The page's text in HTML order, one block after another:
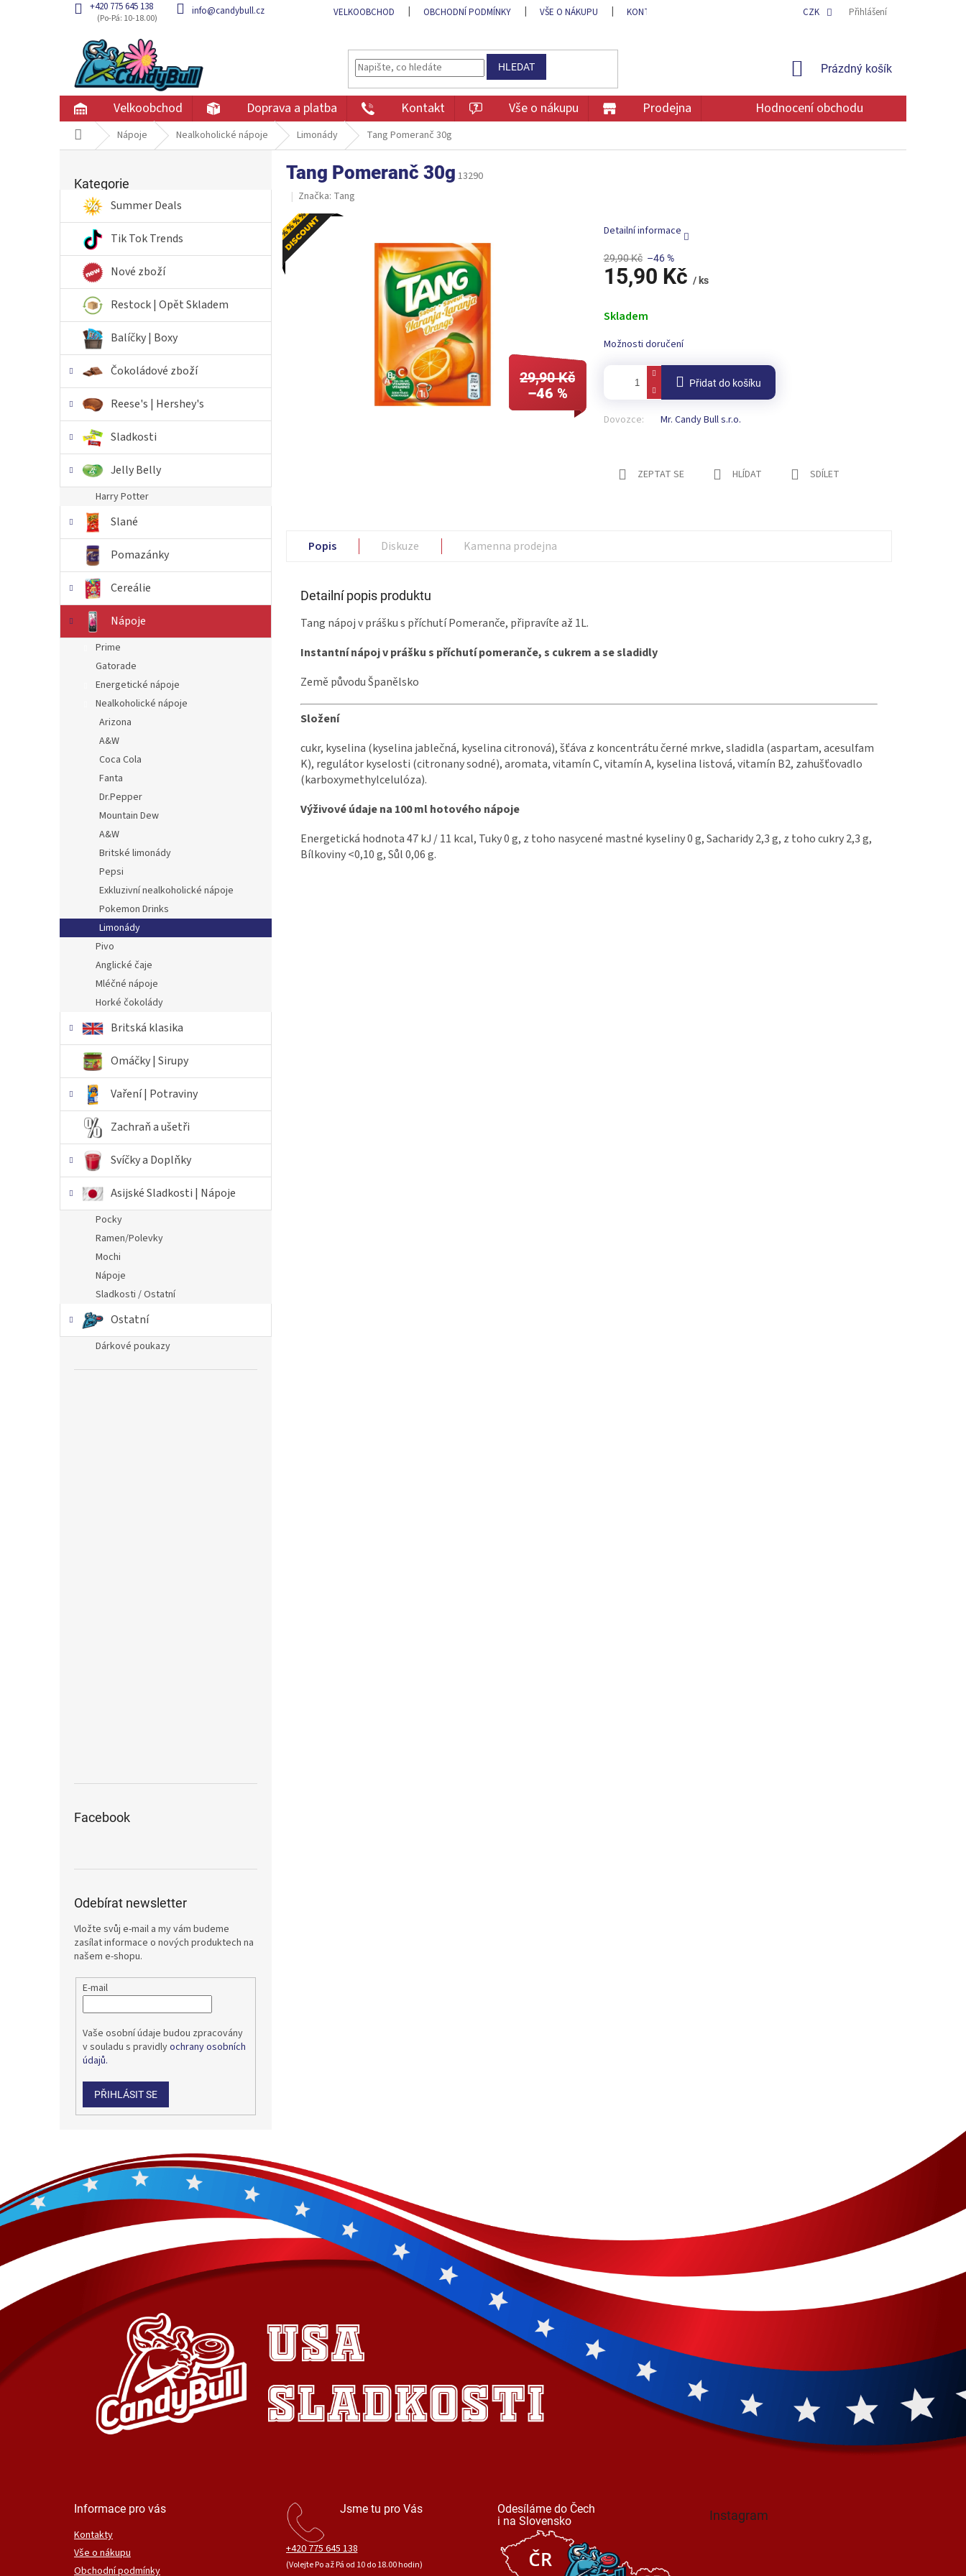
+420 775 645 138 info@candybull.cz VELKOOBCHOD OBCHODNÍ PODMÍNKY VŠE O NÁKUPU KONTAKT OCHRANA OSOBNÍCH ÚDAJŮCZK Přihlášení
HLEDAT
NÁKUPNÍ
Prázdný košík
Velkoobchod Doprava a platba Kontakt Vše o nákupu Prodejna Hodnocení obchodu
Domů Nápoje Nealkoholické nápoje Limonády Tang Pomeranč 30g
r
n
í
kategorie
Kategorie
Summer Deals
Tik Tok Trends
Nové zboží
Restock | Opět Skladem
Balíčky | Boxy
Čokoládové zboží
Reese's | Hershey's
Sladkosti
Jelly Belly
Harry Potter
Slané
Pomazánky
Cereálie
Nápoje
Prime
Gatorade
Energetické nápoje
Nealkoholické nápoje
Arizona
A&W
Coca Cola
Fanta
Dr.Pepper
Mountain Dew
A&W
Britské limonády
Pepsi
Exkluzivní nealkoholické nápoje
Pokemon Drinks
Limonády
Pivo
Anglické čaje
Mléčné nápoje
Horké čokolády
Britská klasika
Omáčky | Sirupy
Vaření | Potraviny
Zachraň a ušetři
Svíčky a Doplňky
Asijské Sladkosti | Nápoje
Pocky
Ramen/Polevky
Mochi
Nápoje
Sladkosti / Ostatní
Ostatní
Dárkové poukazy
Facebook
Odebírat newsletter
Vložte svůj e-mail a my vám budeme
zasílat informace o nových produktech na
našem e-shopu.
E-mail
Vaše osobní údaje budou zpracovány
v souladu s pravidlyochrany osobních
údajů.
PŘIHLÁSIT SE
Tang Pomeranč 30g 13290
Akce
Značka: Tang
29,90 Kč
–46 %
29,90 Kč –46 %
15,90 Kč / ks
cena:
Skladem
Možnosti doručení
Přidat do košíku
Dovozce: Mr. Candy Bull s.r.o.
Detailní informace
ZEPTAT SE HLÍDAT SDÍLET
Popis Diskuze Kamenna prodejna
Detailní popis produktu
Tang nápoj v prášku s příchutí Pomeranče, připravíte až 1L.
Instantní nápoj v prášku s příchutí pomeranče, s cukrem a se sladidly
Země původu Španělsko
Složení
cukr, kyselina (kyselina jablečná, kyselina citronová), šťáva z koncentrátu černé mrkve, sladidla (aspartam, acesulfam
K), regulátor kyselosti (citronany sodné), aromata, vitamín C, vitamín A, kyselina listová, vitamín B2, zahušťovadlo
(karboxymethylcelulóza).
Výživové údaje na 100 ml hotového nápoje
Energetická hodnota 47 kJ / 11 kcal, Tuky 0 g, z toho nasycené mastné kyseliny 0 g, Sacharidy 2,3 g, z toho cukry 2,3 g,
Bílkoviny <0,10 g, Sůl 0,06 g.
t
í
Informace pro vás
Kontakty
Vše o nákupu
Obchodní podmínky
Jsme tu pro Vás
+420 775 645 138
(Volejte Po až Pá od 10 do 18.00 hodin)
Odesíláme do Čech
i na Slovensko
Instagram